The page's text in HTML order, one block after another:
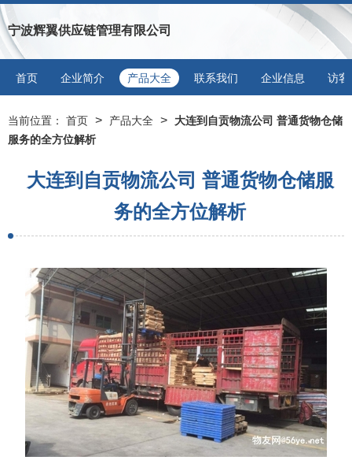
宁波辉翼供应链管理有限公司
首页 企业简介 产品大全 联系我们 企业信息 访客
当前位置： 首页 > 产品大全 >
大连到自贡物流公司 普通货物仓储
服务的全方位解析
大连到自贡物流公司 普通货物仓储服
务的全方位解析